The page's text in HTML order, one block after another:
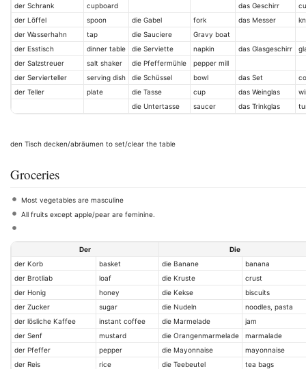
der Schrank
cupboard das Geschirr
der Lōffel
spoon die Gabel fork das Messer
der Wasserhahn
tap die Sauciere
Gravy boat
der Esstisch
dinner table die Serviette napkin das Glasgeschirr
der Salzstreuer
salt shaker die Pfeffermühle
pepper mill
der Servierteller
serving dish die Schüssel bowl das Set
der Teller
plate die Tasse cup das Weinglas
die Untertasse
saucer das Trinkglas
den Tisch decken/abräumen to set/clear the table
Groceries
Most vegetables are masculine
All fruits except apple/pear are feminine.
Der
Die
der Korb
basket die Banane
banana
der Brotliab
loaf die Kruste
crust
der Honig
honey die Kekse
biscuits
der Zucker
sugar die Nudeln
noodles, pasta
der lösliche Kaffee
instant coffee die Marmelade
jam
der Senf
mustard die Orangenmarmelade
marmalade
der Pfeffer
pepper die Mayonnaise
mayonnaise
der Reis
rice die Teebeutel
tea bags